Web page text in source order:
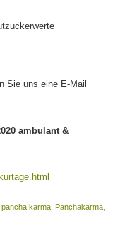
Sie uns eine E-Mail
ambulant &
pancha karma, Panchakarma,